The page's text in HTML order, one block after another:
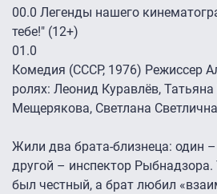
00.0 Легенды нашего
тебе!" (12+)
01.0
Комедия (СССР, 1976) Режиссер
ролях: Леонид Куравлёв,
Мещерякова, Светлана
Жили два брата-близнеца: один
другой – инспектор Рыбнадзора.
был честный, а брат любил